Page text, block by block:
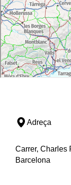
Adreça
Carrer, Charles
Barcelona